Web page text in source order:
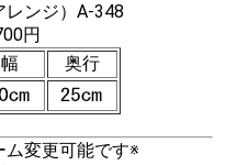
レンジ）A-348
円
幅 奥行
変更可能です※